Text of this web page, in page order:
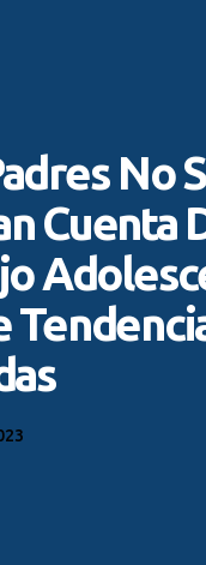
No
Cuenta